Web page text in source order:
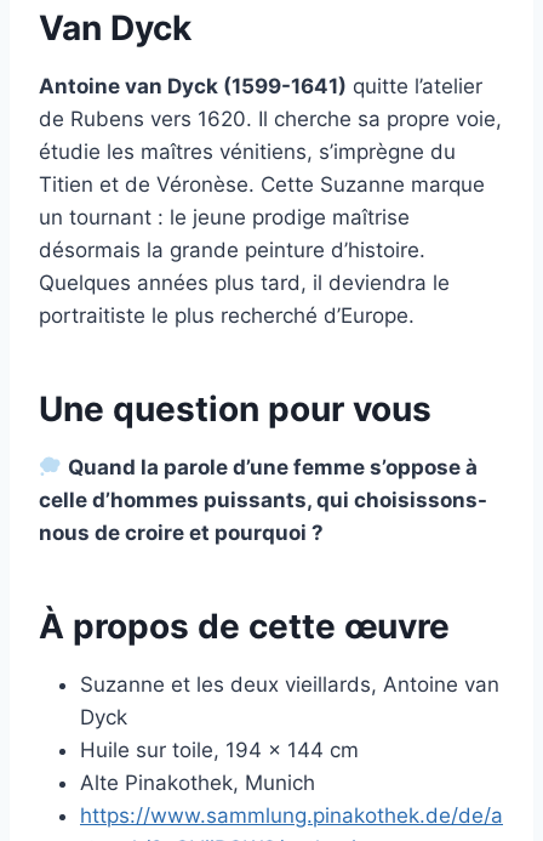
Van Dyck
Antoine van Dyck (1599-1641) quitte l’atelier
de Rubens vers 1620. Il cherche sa propre voie,
étudie les maîtres vénitiens, s’imprègne du
Titien et de Véronèse. Cette Suzanne marque
un tournant : le jeune prodige maîtrise
désormais la grande peinture d’histoire.
Quelques années plus tard, il deviendra le
portraitiste le plus recherché d’Europe.
Une question pour vous
Quand la parole d’une femme s’oppose à
celle d’hommes puissants, qui choisissons-
nous de croire et pourquoi ?
À propos de cette œuvre
Suzanne et les deux vieillards, Antoine van
Dyck
Huile sur toile, 194 × 144 cm
Alte Pinakothek, Munich
https://www.sammlung.pinakothek.de/de/a